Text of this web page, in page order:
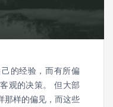
的经验，而有所偏
观的决策。 但大部
那样的偏见，而这些